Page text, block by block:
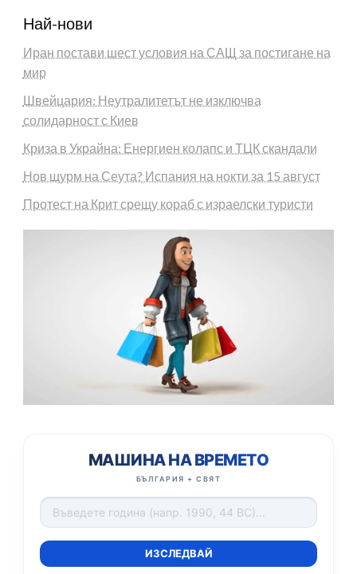
Най-нови
Иран постави шест условия на САЩ за постигане на
мир
Швейцария: Неутралитетът не изключва
солидарност с Киев
Криза в Украйна: Енергиен колапс и ТЦК скандали
Нов щурм на Сеута? Испания на нокти за 15 август
Протест на Крит срещу кораб с израелски туристи
МАШИНА НА ВРЕМЕТО
БЪЛГАРИЯ + СВЯТ
ИЗСЛЕДВАЙ